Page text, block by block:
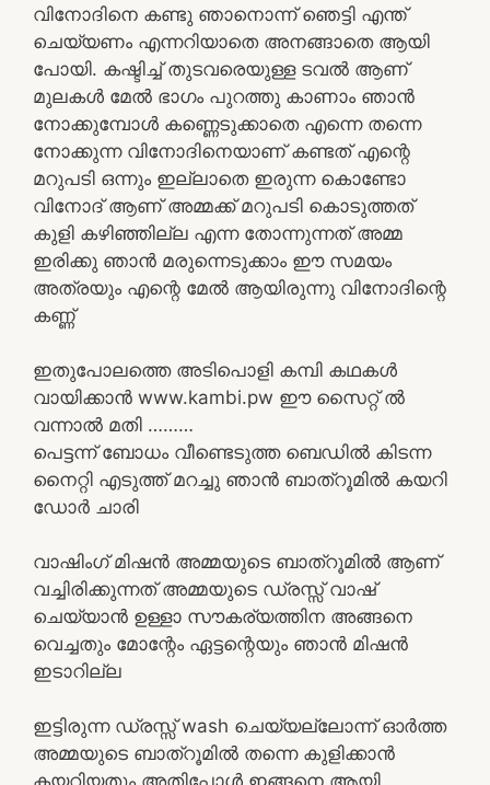
വിനോദിനെ കണ്ടു ഞാനൊന്ന് ഞെട്ടി എന്ത്
ചെയ്യണം എന്നറിയാതെ അനങ്ങാതെ ആയി
പോയി. കഷ്ടിച്ച് തുടവരെയുള്ള ടവൽ ആണ്
മുലകൾ മേൽ ഭാഗം പുറത്തു കാണാം ഞാൻ
നോക്കുമ്പോൾ കണ്ണെടുക്കാതെ എന്നെ തന്നെ
നോക്കുന്ന വിനോദിനെയാണ് കണ്ടത് എന്റെ
മറുപടി ഒന്നും ഇല്ലാതെ ഇരുന്ന കൊണ്ടോ
വിനോദ് ആണ് അമ്മക്ക് മറുപടി കൊടുത്തത്
കുളി കഴിഞ്ഞില്ല എന്ന തോന്നുന്നത് അമ്മ
ഇരിക്കു ഞാൻ മരുന്നെടുക്കാം ഈ സമയം
അത്രയും എന്റെ മേൽ ആയിരുന്നു വിനോദിന്റെ
കണ്ണ്
ഇതുപോലത്തെ അടിപൊളി കമ്പി കഥകൾ
വായിക്കാൻ www.kambi.pw ഈ സൈറ്റ് ൽ
വന്നാൽ മതി ………
പെട്ടന്ന് ബോധം വീണ്ടെടുത്ത ബെഡിൽ കിടന്ന
നൈറ്റി എടുത്ത് മറച്ചു ഞാൻ ബാത്‌റൂമിൽ കയറി
ഡോർ ചാരി
വാഷിംഗ്‌ മിഷൻ അമ്മയുടെ ബാത്‌റൂമിൽ ആണ്
വച്ചിരിക്കുന്നത് അമ്മയുടെ ഡ്രസ്സ്‌ വാഷ്
ചെയ്യാൻ ഉള്ളാ സൗകര്യത്തിന അങ്ങനെ
വെച്ചതും മോന്റേം ഏട്ടന്റെയും ഞാൻ മിഷൻ
ഇടാറില്ല
ഇട്ടിരുന്ന ഡ്രസ്സ്‌ wash ചെയ്യല്ലോന്ന് ഓർത്ത
അമ്മയുടെ ബാത്‌റൂമിൽ തന്നെ കുളിക്കാൻ
കയറിയതും അതിപ്പോൾ ഇങ്ങനെ ആയി